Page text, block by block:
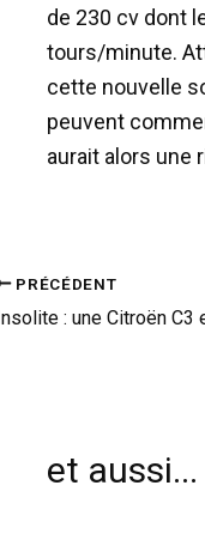
de 230 cv dont
tours/minute.
cette nouvelle
peuvent
aurait alors une
PRÉCÉDENT
et aussi...